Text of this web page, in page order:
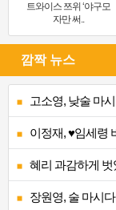
트와이스 쯔위 ‘야구모
자만 써..
깜짝 뉴스
고소영, 낮술 마
이정재, ♥임세령
혜리 과감하게 벗
장원영, 술 마시